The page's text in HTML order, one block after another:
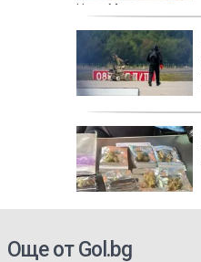
HomeMax
Още от Gol.bg